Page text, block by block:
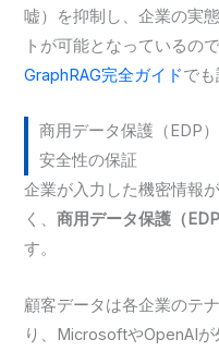
嘘）を抑制し、企業の実
トが可能となっているの
GraphRAG完全ガイドでも
商用データ保護（EDP
安全性の保証
企業が入力した機密情報
く、商用データ保護（EDP
す。
顧客データは各企業のテ
り、MicrosoftやOpenAI